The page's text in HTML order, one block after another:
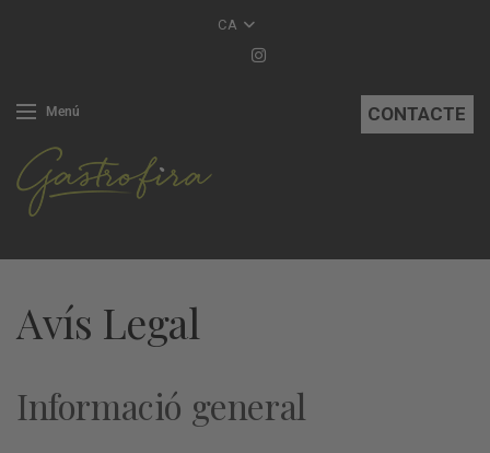
CA
Menú CONTACTE
Avís Legal
Informació general